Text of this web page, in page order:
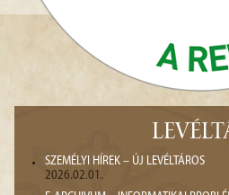
SZEMÉLYI HÍREK – ÚJ LEVÉLTÁROS
2026.02.01.